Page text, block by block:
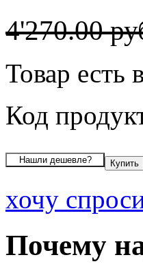
4'270.00
Товар есть
Код
хочу
Почему